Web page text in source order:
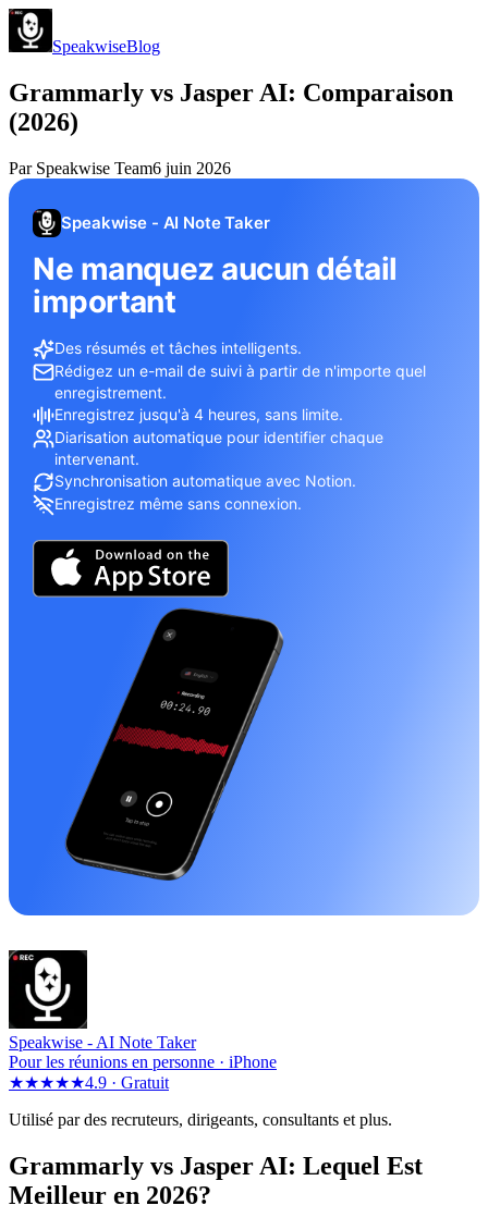
SpeakwiseBlog
Grammarly vs Jasper AI: Comparaison
(2026)
Par Speakwise Team6 juin 2026
Speakwise - AI Note Taker
Ne manquez aucun détail
important
Des résumés et tâches intelligents.
Rédigez un e-mail de suivi à partir de n'importe quel
enregistrement.
Enregistrez jusqu'à 4 heures, sans limite.
Diarisation automatique pour identifier chaque
intervenant.
Synchronisation automatique avec Notion.
Enregistrez même sans connexion.
Speakwise - AI Note Taker
Pour les réunions en personne · iPhone
★★★★★4.9 · Gratuit
Utilisé par des recruteurs, dirigeants, consultants et plus.
Grammarly vs Jasper AI: Lequel Est
Meilleur en 2026?